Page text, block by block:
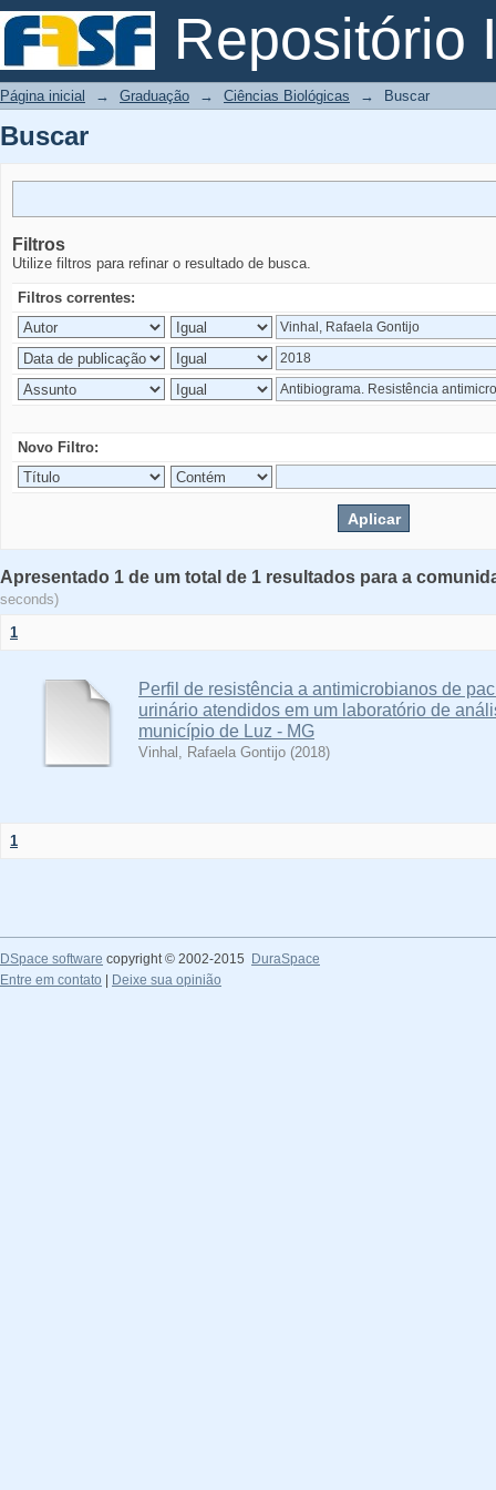
Repositório
Buscar
Página inicial → Graduação → Ciências Biológicas → Buscar
Buscar
Filtros
Utilize filtros para refinar o resultado de busca.
Filtros correntes:
Novo Filtro:
Apresentado 1 de um total de 1 resultados para a
seconds)
1
Perfil de resistência a antimicrobianos de
urinário atendidos em um laboratório de
município de Luz - MG
Vinhal, Rafaela Gontijo (2018)
1
DSpace software copyright © 2002-2015
DuraSpace
Entre em contato
Deixe sua opinião